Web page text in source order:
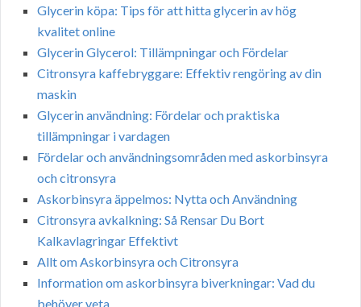
Glycerin köpa: Tips för att hitta glycerin av hög
kvalitet online
Glycerin Glycerol: Tillämpningar och Fördelar
Citronsyra kaffebryggare: Effektiv rengöring av din
maskin
Glycerin användning: Fördelar och praktiska
tillämpningar i vardagen
Fördelar och användningsområden med askorbinsyra
och citronsyra
Askorbinsyra äppelmos: Nytta och Användning
Citronsyra avkalkning: Så Rensar Du Bort
Kalkavlagringar Effektivt
Allt om Askorbinsyra och Citronsyra
Information om askorbinsyra biverkningar: Vad du
behöver veta.